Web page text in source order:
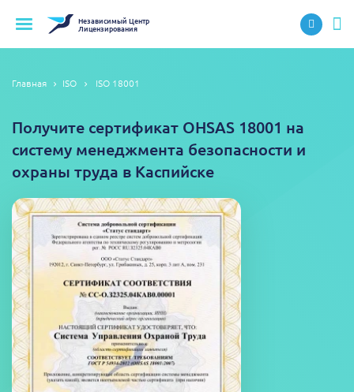
НезависимыйЦентр
Лицензирования
Главная ISO ISO 18001
Получите сертификат OHSAS 18001 на
систему менеджмента безопасности и
охраны труда в Каспийске